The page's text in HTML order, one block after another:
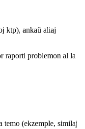
ktp), ankaŭ aliaj
raporti problemon al la
temo (ekzemple, similaj